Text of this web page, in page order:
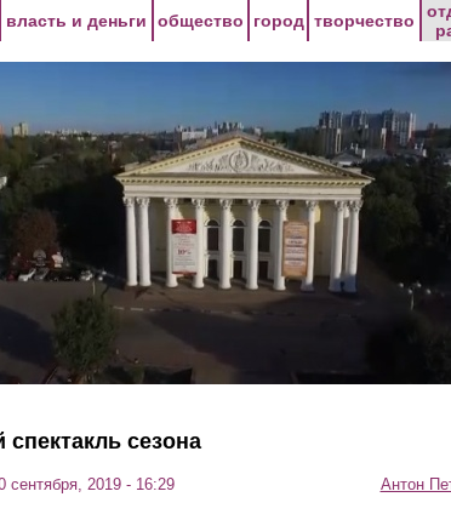
власть и деньги общество город творчество
сезона
сентября, 2019 - 16:29 Антон